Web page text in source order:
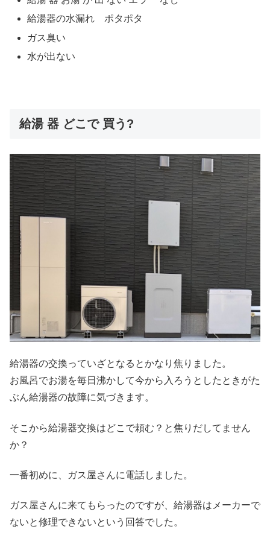
給湯器の水漏れ ポタポタ
ガス臭い
水が出ない
給湯 器 どこで 買う?
給湯器の交換っていざとなるとかなり焦りました。
お風呂でお湯を毎日沸かして今から入ろうとしたときがた
ぶん給湯器の故障に気づきます。
そこから給湯器交換はどこで頼む？と焦りだしてません
か？
一番初めに、ガス屋さんに電話しました。
ガス屋さんに来てもらったのですが、給湯器はメーカーで
ないと修理できないという回答でした。